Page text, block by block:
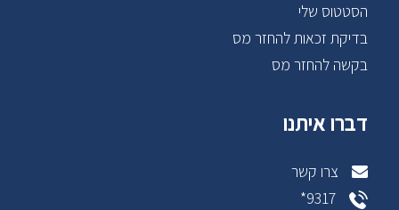
הסטטוס שלי
בדיקת זכאות להחזר מס
בקשה להחזר מס
דברו איתנו
צרו קשר
9317*